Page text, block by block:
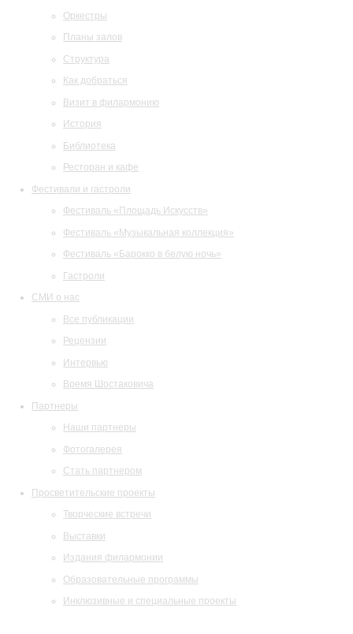
Оркестры
Планы залов
Структура
Как добраться
Визит в филармонию
История
Библиотека
Ресторан и кафе
Фестивали и гастроли
Фестиваль «Площадь Искусств»
Фестиваль «Музыкальная коллекция»
Фестиваль «Барокко в белую ночь»
Гастроли
СМИ о нас
Все публикации
Рецензии
Интервью
Время Шостаковича
Партнеры
Наши партнеры
Фотогалерея
Стать партнером
Просветительские проекты
Творческие встречи
Выставки
Издания филармонии
Образовательные программы
Инклюзивные и специальные проекты